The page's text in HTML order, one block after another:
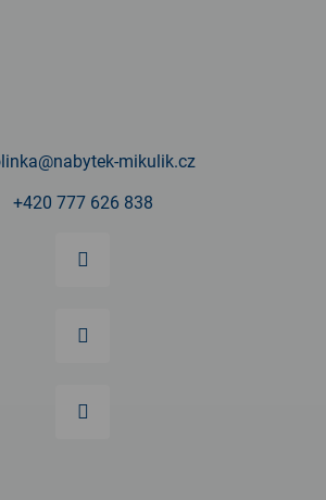
@nabytek-mikulik.cz
+420 777 626 838